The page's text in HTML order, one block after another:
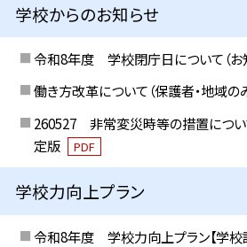
学校からのお知らせ
令和8年度 学校閉庁日について（お
働き方改革について（保護者・地域の
260527 非常変災時等の措置につ
定版
PDF
学校力向上プラン
令和8年度 学校力向上プラン【学校